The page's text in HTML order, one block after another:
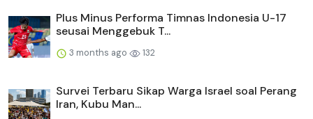
Plus Minus Performa Timnas Indonesia U-17
seusai Menggebuk T...
3 months ago 132
Survei Terbaru Sikap Warga Israel soal Perang
Iran, Kubu Man...